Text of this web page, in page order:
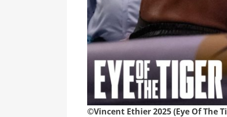
©Vincent Ethier 2025(Eye Of The